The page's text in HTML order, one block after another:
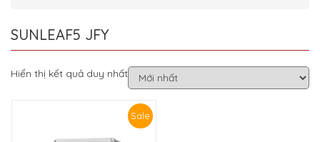
SUNLEAF5 JFY
Hiển thị kết quả duy nhất
Sale